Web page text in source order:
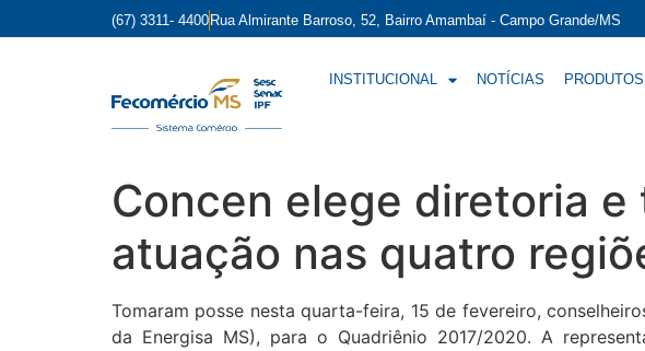
(67) 3311- 4400 Rua Almirante Barroso, 52, Bairro Amambaí - Campo Grande/MS
INSTITUCIONAL NOTÍCIAS
Concen elege diretoria
atuação nas quatro
Tomaram posse nesta quarta-feira, 15 de fevereiro,
da Energisa MS), para o Quadriênio 2017/2020. A